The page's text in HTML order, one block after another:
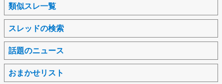
類似スレ一覧
スレッドの検索
話題のニュース
おまかせリスト